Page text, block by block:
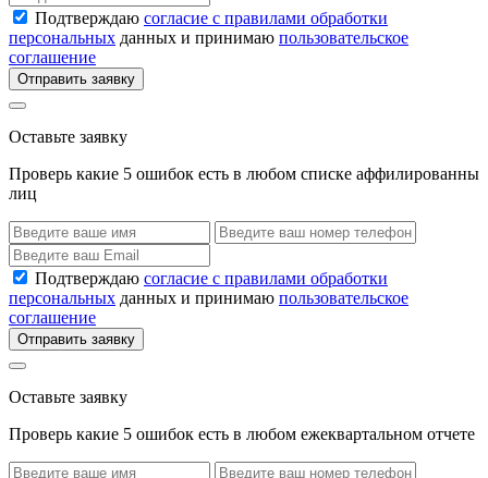
Подтверждаю согласие с правилами обработки
персональных данных и принимаю пользовательское
соглашение
Отправить заявку
Оставьте заявку
Проверь какие 5 ошибок есть в любом списке аффилированны
лиц
Подтверждаю согласие с правилами обработки
персональных данных и принимаю пользовательское
соглашение
Отправить заявку
Оставьте заявку
Проверь какие 5 ошибок есть в любом ежеквартальном отчете